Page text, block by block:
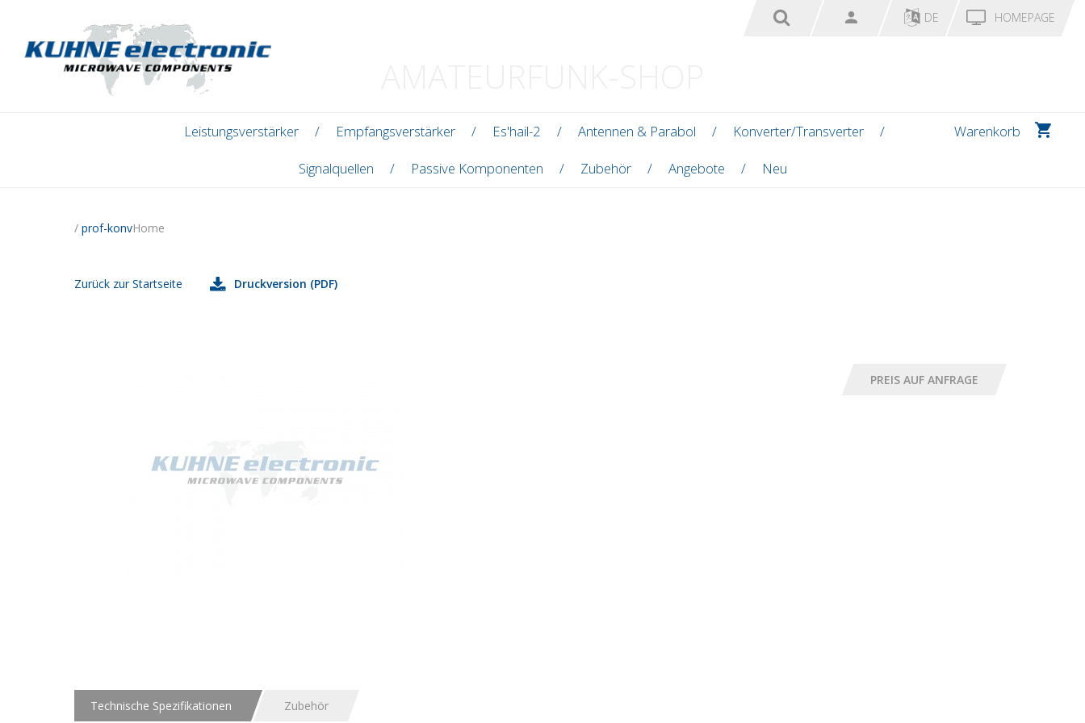
DE HOMEPAGE
Warenkorb
Leistungsverstärker Empfangsverstärker Es'hail-2 Antennen & Parabol
Konverter/Transverter
Signalquellen
Passive Komponenten Zubehör Angebote Neu
/ prof-konvHome
Zurück zur Startseite Druckversion (PDF)
Technische Spezifikationen Zubehör